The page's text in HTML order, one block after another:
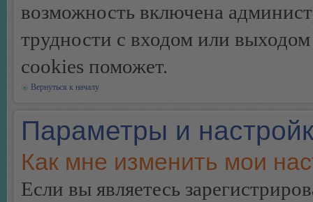
возможность включена
трудности с входом или
cookies поможет.
Вернуться к началу
Параметры и
Как мне изменить мои
Если вы являетесь